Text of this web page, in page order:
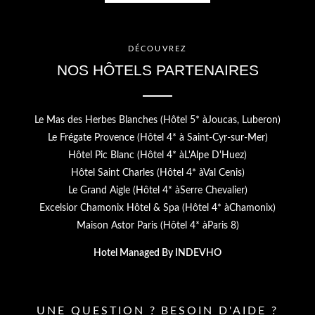
DÉCOUVREZ
NOS HÔTELS PARTENAIRES
Le Mas des Herbes Blanches (Hôtel 5* àJoucas, Luberon)
Le Frégate Provence (Hôtel 4* à Saint-Cyr-sur-Mer)
Hôtel Pic Blanc (Hôtel 4* àL'Alpe D'Huez)
Hôtel Saint Charles (Hôtel 4* àVal Cenis)
Le Grand Aigle (Hôtel 4* àSerre Chevalier)
Excelsior Chamonix Hôtel & Spa (Hôtel 4* àChamonix)
Maison Astor Paris (Hôtel 4* àParis 8)
Hotel Managed By INDEVHO
UNE QUESTION ? BESOIN D'AIDE ?